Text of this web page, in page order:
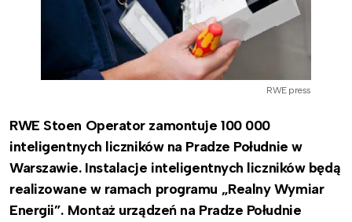
RWE press
RWE Stoen Operator zamontuje 100 000
inteligentnych liczników na Pradze Południe w
Warszawie. Instalacje inteligentnych liczników będą
realizowane w ramach programu „Realny Wymiar
Energii”. Montaż urządzeń na Pradze Południe